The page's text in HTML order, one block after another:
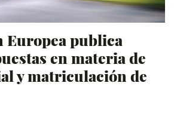
Europea publica
en materia de
y matriculación de